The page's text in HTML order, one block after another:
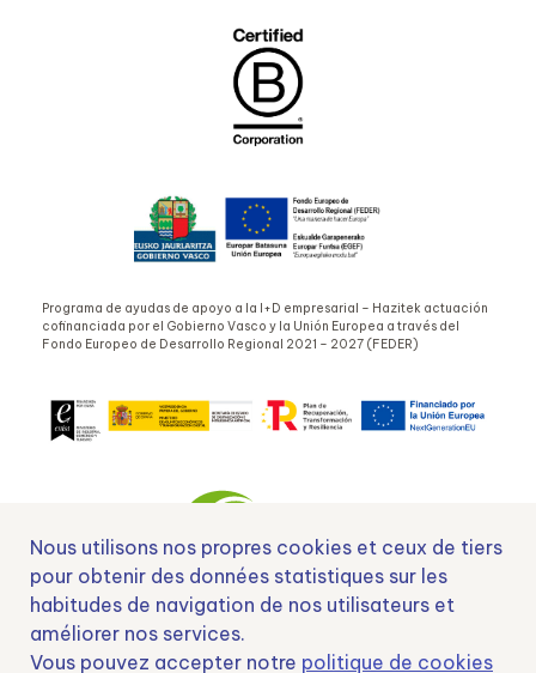
Programa de ayudas de apoyo a la I+D empresarial – Hazitek actuación
cofinanciada por el Gobierno Vasco y la Unión Europea a través del
Fondo Europeo de Desarrollo Regional 2021 – 2027 (FEDER)
Nº EXP 00152378 / SNEO-20222129 Financiado por la Unión Europea –
Nous utilisons nos propres cookies et ceux de tiers
pour obtenir des données statistiques sur les
habitudes de navigation de nos utilisateurs et
améliorer nos services.
Vous pouvez accepter notre politique de cookies